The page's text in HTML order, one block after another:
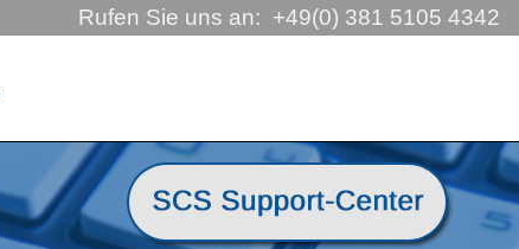
Rufen Sie uns an:  +49(0) 381 5105 4342